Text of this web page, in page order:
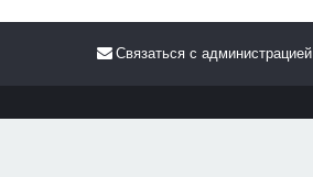
Связаться с администрацией